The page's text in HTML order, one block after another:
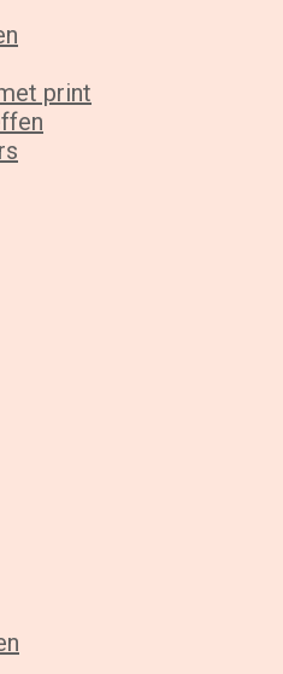
print